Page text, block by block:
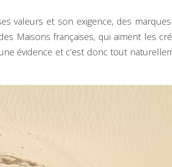
valeurs et son exigence, des
Maisons françaises, qui aiment les
évidence et c’est donc tout